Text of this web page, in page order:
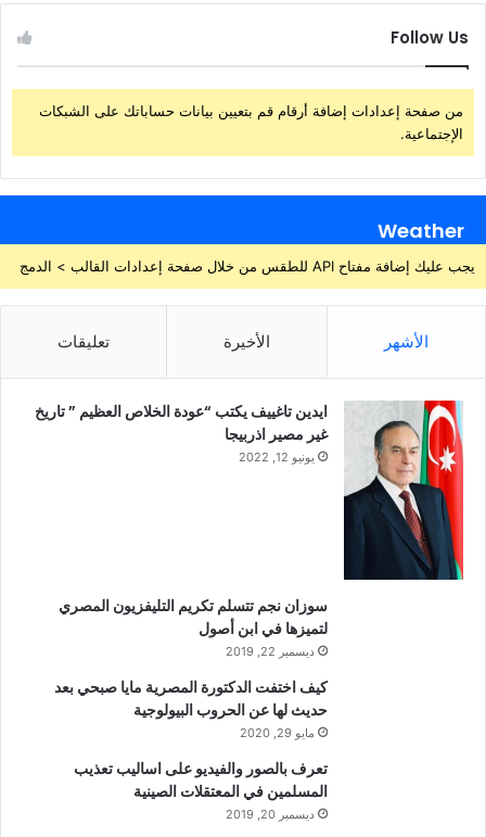
Follow Us
من صفحة إعدادات إضافة أرقام قم بتعيين بيانات حساباتك على الشبكات
الإجتماعية.
Weather
يجب عليك إضافة مفتاح API للطقس من خلال صفحة إعدادات القالب > الدمج
الأشهر الأخيرة تعليقات
ايدين تاغييف يكتب “عودة الخلاص العظيم ” تاريخ
غير مصير اذربيجا
يونيو 12, 2022
سوزان نجم تتسلم تكريم التليفزيون المصري
لتميزها في ابن أصول
ديسمبر 22, 2019
كيف اختفت الدكتورة المصرية مايا صبحي بعد
حديث لها عن الحروب البيولوجية
مايو 29, 2020
تعرف بالصور والفيديو على اساليب تعذيب
المسلمين في المعتقلات الصينية
ديسمبر 20, 2019